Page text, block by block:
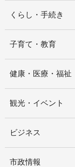
くらし・手続き
子育て・教育
健康・医療・福祉
観光・イベント
ビジネス
市政情報